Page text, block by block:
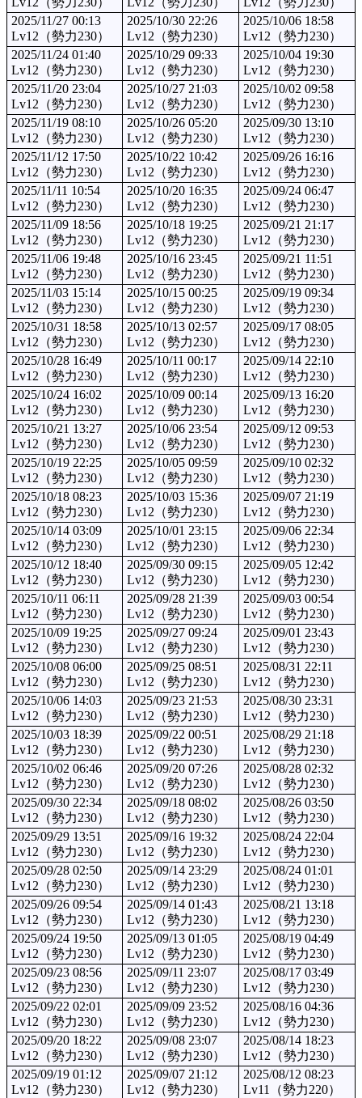
2025/11/27 00:13
Lv12（勢力230）
2025/10/30 22:26
Lv12（勢力230）
2025/10/06 18:58
Lv12（勢力230）
2025/11/24 01:40
Lv12（勢力230）
2025/10/29 09:33
Lv12（勢力230）
2025/10/04 19:30
Lv12（勢力230）
2025/11/20 23:04
Lv12（勢力230）
2025/10/27 21:03
Lv12（勢力230）
2025/10/02 09:58
Lv12（勢力230）
2025/11/19 08:10
Lv12（勢力230）
2025/10/26 05:20
Lv12（勢力230）
2025/09/30 13:10
Lv12（勢力230）
2025/11/12 17:50
Lv12（勢力230）
2025/10/22 10:42
Lv12（勢力230）
2025/09/26 16:16
Lv12（勢力230）
2025/11/11 10:54
Lv12（勢力230）
2025/10/20 16:35
Lv12（勢力230）
2025/09/24 06:47
Lv12（勢力230）
2025/11/09 18:56
Lv12（勢力230）
2025/10/18 19:25
Lv12（勢力230）
2025/09/21 21:17
Lv12（勢力230）
2025/11/06 19:48
Lv12（勢力230）
2025/10/16 23:45
Lv12（勢力230）
2025/09/21 11:51
Lv12（勢力230）
2025/11/03 15:14
Lv12（勢力230）
2025/10/15 00:25
Lv12（勢力230）
2025/09/19 09:34
Lv12（勢力230）
2025/10/31 18:58
Lv12（勢力230）
2025/10/13 02:57
Lv12（勢力230）
2025/09/17 08:05
Lv12（勢力230）
2025/10/28 16:49
Lv12（勢力230）
2025/10/11 00:17
Lv12（勢力230）
2025/09/14 22:10
Lv12（勢力230）
2025/10/24 16:02
Lv12（勢力230）
2025/10/09 00:14
Lv12（勢力230）
2025/09/13 16:20
Lv12（勢力230）
2025/10/21 13:27
Lv12（勢力230）
2025/10/06 23:54
Lv12（勢力230）
2025/09/12 09:53
Lv12（勢力230）
2025/10/19 22:25
Lv12（勢力230）
2025/10/05 09:59
Lv12（勢力230）
2025/09/10 02:32
Lv12（勢力230）
2025/10/18 08:23
Lv12（勢力230）
2025/10/03 15:36
Lv12（勢力230）
2025/09/07 21:19
Lv12（勢力230）
2025/10/14 03:09
Lv12（勢力230）
2025/10/01 23:15
Lv12（勢力230）
2025/09/06 22:34
Lv12（勢力230）
2025/10/12 18:40
Lv12（勢力230）
2025/09/30 09:15
Lv12（勢力230）
2025/09/05 12:42
Lv12（勢力230）
2025/10/11 06:11
Lv12（勢力230）
2025/09/28 21:39
Lv12（勢力230）
2025/09/03 00:54
Lv12（勢力230）
2025/10/09 19:25
Lv12（勢力230）
2025/09/27 09:24
Lv12（勢力230）
2025/09/01 23:43
Lv12（勢力230）
2025/10/08 06:00
Lv12（勢力230）
2025/09/25 08:51
Lv12（勢力230）
2025/08/31 22:11
Lv12（勢力230）
2025/10/06 14:03
Lv12（勢力230）
2025/09/23 21:53
Lv12（勢力230）
2025/08/30 23:31
Lv12（勢力230）
2025/10/03 18:39
Lv12（勢力230）
2025/09/22 00:51
Lv12（勢力230）
2025/08/29 21:18
Lv12（勢力230）
2025/10/02 06:46
Lv12（勢力230）
2025/09/20 07:26
Lv12（勢力230）
2025/08/28 02:32
Lv12（勢力230）
2025/09/30 22:34
Lv12（勢力230）
2025/09/18 08:02
Lv12（勢力230）
2025/08/26 03:50
Lv12（勢力230）
2025/09/29 13:51
Lv12（勢力230）
2025/09/16 19:32
Lv12（勢力230）
2025/08/24 22:04
Lv12（勢力230）
2025/09/28 02:50
Lv12（勢力230）
2025/09/14 23:29
Lv12（勢力230）
2025/08/24 01:01
Lv12（勢力230）
2025/09/26 09:54
Lv12（勢力230）
2025/09/14 01:43
Lv12（勢力230）
2025/08/21 13:18
Lv12（勢力230）
2025/09/24 19:50
Lv12（勢力230）
2025/09/13 01:05
Lv12（勢力230）
2025/08/19 04:49
Lv12（勢力230）
2025/09/23 08:56
Lv12（勢力230）
2025/09/11 23:07
Lv12（勢力230）
2025/08/17 03:49
Lv12（勢力230）
2025/09/22 02:01
Lv12（勢力230）
2025/09/09 23:52
Lv12（勢力230）
2025/08/16 04:36
Lv12（勢力230）
2025/09/20 18:22
Lv12（勢力230）
2025/09/08 23:07
Lv12（勢力230）
2025/08/14 18:23
Lv12（勢力230）
2025/09/19 01:12
Lv12（勢力230）
2025/09/07 21:12
Lv12（勢力230）
2025/08/12 08:23
Lv11（勢力220）